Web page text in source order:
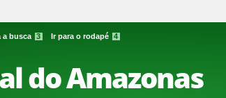
a busca 3 Ir para o rodapé 4
do Amazonas